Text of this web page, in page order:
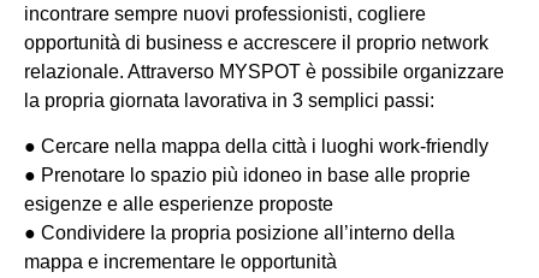
incontrare sempre nuovi professionisti, cogliere
opportunità di business e accrescere il proprio network
relazionale. Attraverso MYSPOT è possibile organizzare
la propria giornata lavorativa in 3 semplici passi:
● Cercare nella mappa della città i luoghi work-friendly
● Prenotare lo spazio più idoneo in base alle proprie
esigenze e alle esperienze proposte
● Condividere la propria posizione all’interno della
mappa e incrementare le opportunità